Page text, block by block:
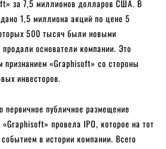
за 7,5 миллионов долларов США. В
1,5 миллиона акций по цене 5
500 тысяч были новыми
основатели компании. Это
«Graphisoft» со стороны
инвесторов.
публичное размещение
провела IPO, которое на тот
в истории компании. Всего